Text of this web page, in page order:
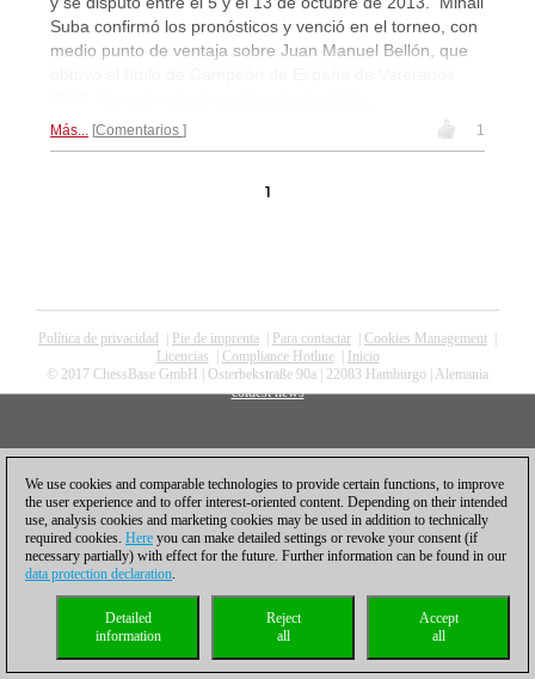
Suba confirmó los pronósticos y venció en el torneo, con
medio punto de ventaja sobre Juan Manuel Bellón, que
Más... Comentarios 1
1
Política de privacidad Pie de imprenta Para contactar Cookies Management
Licencias
Compliance Hotline|
Inicio
© 2017 ChessBase GmbH | Osterbekstraße 90a | 22083 Hamburgo | Alemania
coldest news
We use cookies and comparable technologies to provide certain functions, to improve
the user experience and to offer interest-oriented content. Depending on their intended
use, analysis cookies and marketing cookies may be used in addition to technically
required cookies. Here you can make detailed settings or revoke your consent (if
necessary partially) with effect for the future. Further information can be found in our
data protection declaration.
Accept
all
Reject
all
Detailed
information